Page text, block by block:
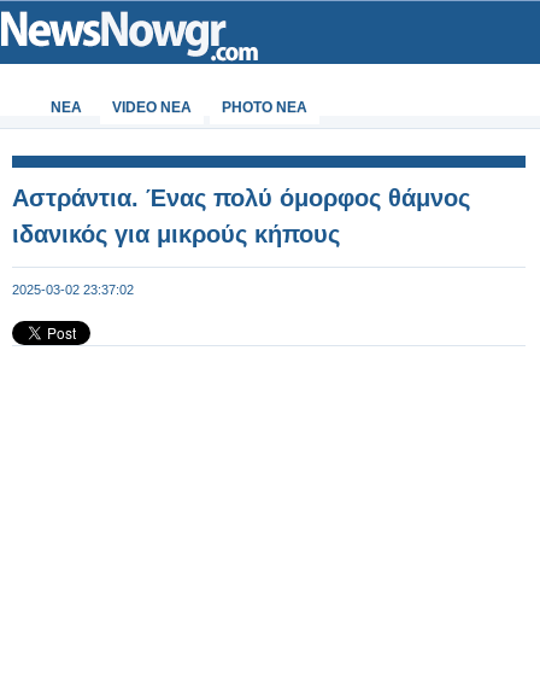
ΝΕΑ VIDEO NEA PHOTO NEA
Αστράντια. Ένας πολύ όμορφος θάμνος
ιδανικός για μικρούς κήπους
2025-03-02 23:37:02